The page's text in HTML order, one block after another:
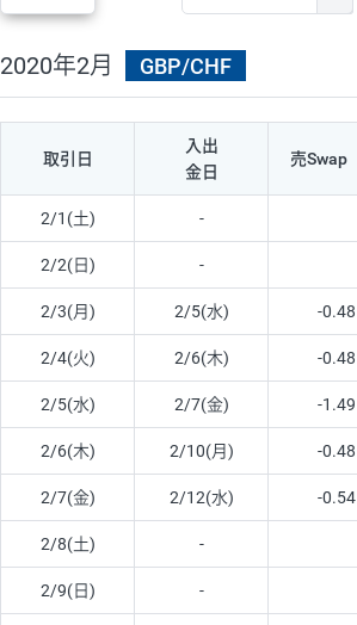
2020年2月 GBP/CHF
取引日
入出
金日
売Swap
2/1(土) -
2/2(日) -
2/3(月) 2/5(水) -0.48
2/4(火) 2/6(木) -0.48
2/5(水) 2/7(金) -1.49
2/6(木) 2/10(月) -0.48
2/7(金) 2/12(水) -0.54
2/8(土) -
2/9(日) -